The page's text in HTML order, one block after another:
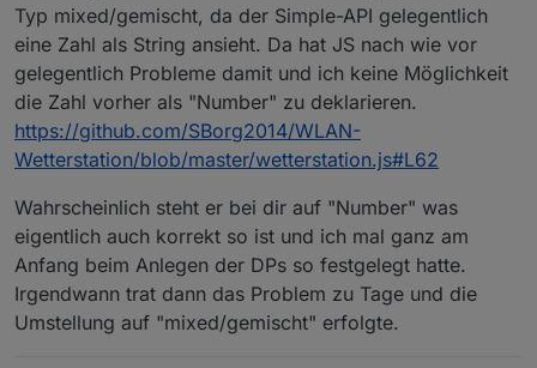
Typ mixed/gemischt, da der Simple-API gelegentlich
eine Zahl als String ansieht. Da hat JS nach wie vor
gelegentlich Probleme damit und ich keine Möglichkeit
die Zahl vorher als "Number" zu deklarieren.
https://github.com/SBorg2014/WLAN-
Wetterstation/blob/master/wetterstation.js#L62
Wahrscheinlich steht er bei dir auf "Number" was
eigentlich auch korrekt so ist und ich mal ganz am
Anfang beim Anlegen der DPs so festgelegt hatte.
Irgendwann trat dann das Problem zu Tage und die
Umstellung auf "mixed/gemischt" erfolgte.